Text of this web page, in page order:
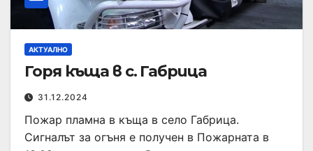
АКТУАЛНО
Горя къща в с. Габрица
31.12.2024
Пожар пламна в къща в село Габрица.
Сигналът за огъня е получен в Пожарната в